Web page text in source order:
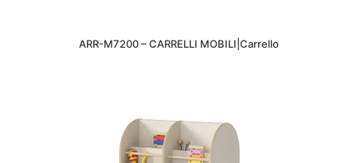
ARR-M7200 – CARRELLI MOBILI|Carrello